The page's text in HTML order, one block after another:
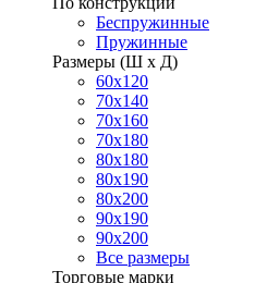
Беспружинные
Пружинные
Размеры (Ш х Д)
60х120
70х140
70х160
70х180
80х180
80х190
80х200
90х190
90х200
Все размеры
Торговые марки